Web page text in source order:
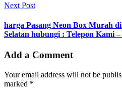
Next Post
harga Pasang Neon Box Murah
Selatan hubungi : Telepon Kami –
Add a Comment
Your email address will not be
marked *